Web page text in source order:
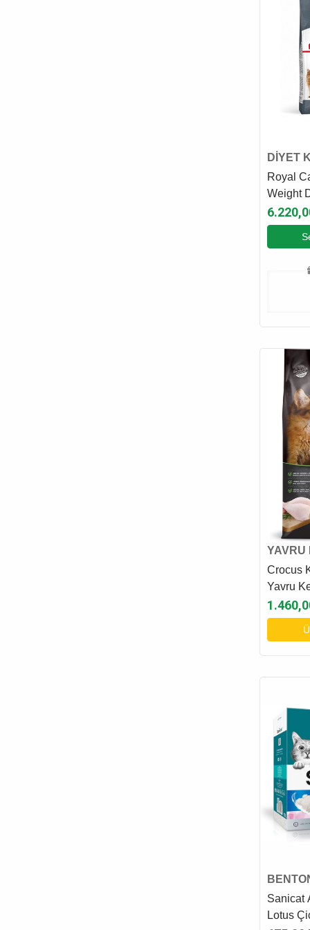
DİYET
Royal
Weight
Maması
YAVRU
Crocus
Yavru
Kg
KUMU
Sanicat
Lotus